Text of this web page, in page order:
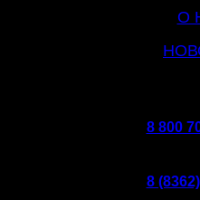
О
8 800
8